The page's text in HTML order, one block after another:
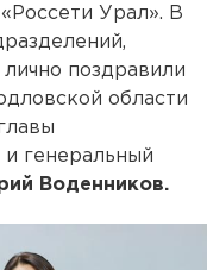
Урал». В
поздравили
области
и генеральный
Воденников.